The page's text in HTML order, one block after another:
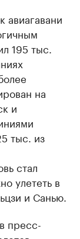
авиагавани
195 тыс.
на
и
тыс. из
стал
улететь в
и Санью.
пресс-